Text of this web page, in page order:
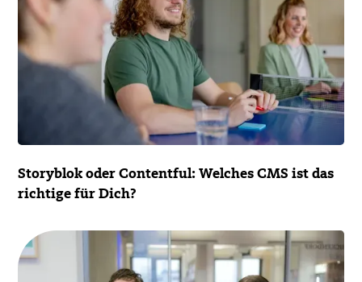
Storyblok oder Contentful: Welches CMS ist das
richtige für Dich?